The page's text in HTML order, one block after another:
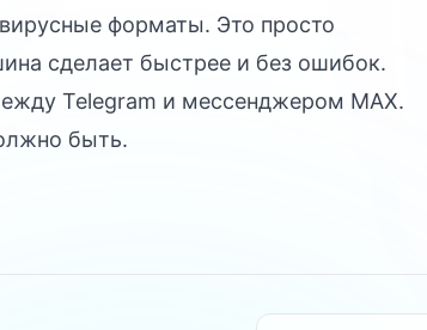
форматы. Это просто
сделает быстрее и без ошибок.
Telegram и мессенджером MAX.
быть.